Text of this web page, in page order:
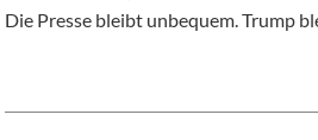
Die Presse bleibt unbequem. Trump